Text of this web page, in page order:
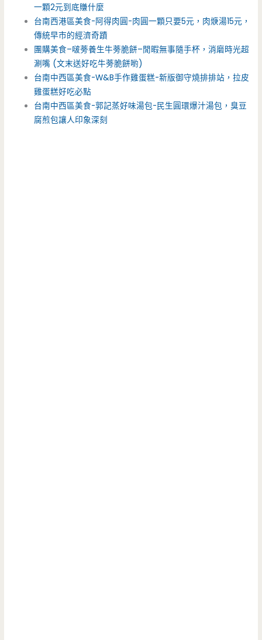
一顆2元到底賺什麼
台南西港區美食-阿得肉圓-肉圓一顆只要5元，肉焿湯15元，
傳統早市的經濟奇蹟
團購美食–啵蒡養生牛蒡脆餅–閒暇無事隨手杯，消磨時光超
涮嘴 (文末送好吃牛蒡脆餅喲)
台南中西區美食-W&B手作雞蛋糕-新版御守燒排排站，拉皮
雞蛋糕好吃必點
台南中西區美食-郭記蒸好味湯包-民生圓環爆汁湯包，臭豆
腐煎包讓人印象深刻